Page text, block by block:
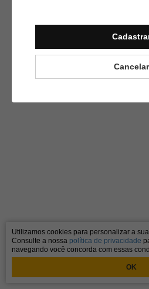
Cancelar
Utilizamos cookies para personalizar a
Consulte a nossa política de privacidade
navegando você concorda com essas
OK